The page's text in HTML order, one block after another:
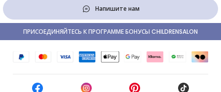
Напишите нам
ПРИСОЕДИНЯЙТЕСЬ К ПРОГРАММЕ БОНУСЫ CHILDRENSALON